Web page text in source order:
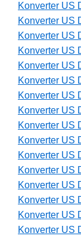
Konverter US
Konverter US
Konverter US
Konverter US
Konverter US
Konverter US
Konverter US
Konverter US
Konverter US
Konverter US
Konverter US
Konverter US
Konverter US
Konverter US
Konverter US
Konverter US